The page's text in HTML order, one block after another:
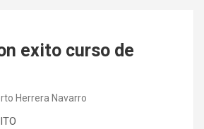
exito curso de
Herrera Navarro